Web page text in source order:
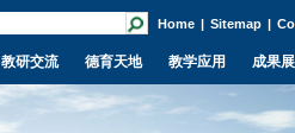
Home | Sitemap |
教研交流 德育天地 教学应用 成果